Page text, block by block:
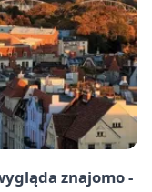
znajomo -